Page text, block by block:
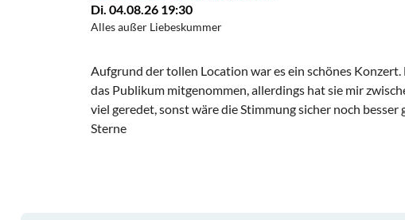
Di. 04.08.26 19:30
Alles außer Liebeskummer
Aufgrund der tollen Location war es ein schönes
das Publikum mitgenommen, allerdings hat sie mir
viel geredet, sonst wäre die Stimmung sicher noch besser
Sterne